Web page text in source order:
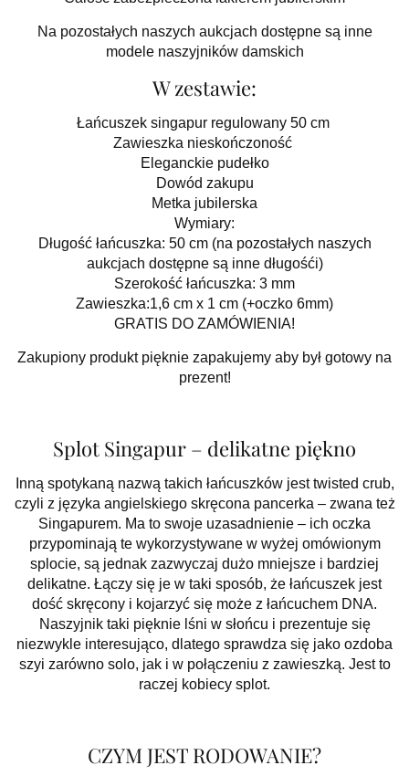
Na pozostałych naszych aukcjach dostępne są inne
modele naszyjników damskich
W zestawie:
Łańcuszek singapur regulowany 50 cm
Zawieszka nieskończoność
Eleganckie pudełko
Dowód zakupu
Metka jubilerska
Wymiary:
Długość łańcuszka: 50 cm (na pozostałych naszych
aukcjach dostępne są inne długośći)
Szerokość łańcuszka: 3 mm
Zawieszka:1,6 cm x 1 cm (+oczko 6mm)
GRATIS DO ZAMÓWIENIA!
Zakupiony produkt pięknie zapakujemy aby był gotowy na
prezent!
Splot Singapur – delikatne piękno
Inną spotykaną nazwą takich łańcuszków jest twisted crub,
czyli z języka angielskiego skręcona pancerka – zwana też
Singapurem. Ma to swoje uzasadnienie – ich oczka
przypominają te wykorzystywane w wyżej omówionym
splocie, są jednak zazwyczaj dużo mniejsze i bardziej
delikatne. Łączy się je w taki sposób, że łańcuszek jest
dość skręcony i kojarzyć się może z łańcuchem DNA.
Naszyjnik taki pięknie lśni w słońcu i prezentuje się
niezwykle interesująco, dlatego sprawdza się jako ozdoba
szyi zarówno solo, jak i w połączeniu z zawieszką. Jest to
raczej kobiecy splot.
CZYM JEST RODOWANIE?